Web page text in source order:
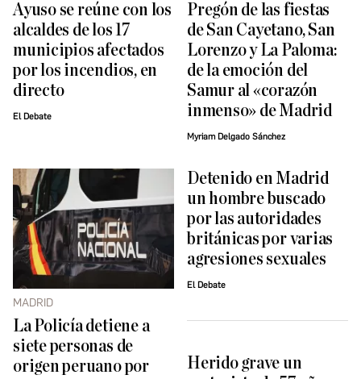
Ayuso se reúne con los
alcaldes de los 17
municipios afectados
por los incendios, en
directo
El Debate
Pregón de las fiestas
de San Cayetano, San
Lorenzo y La Paloma:
de la emoción del
Samur al «corazón
inmenso» de Madrid
Myriam Delgado Sánchez
MADRID
La Policía detiene a
siete personas de
origen peruano por
Detenido en Madrid
un hombre buscado
por las autoridades
británicas por varias
agresiones sexuales
El Debate
Herido grave un